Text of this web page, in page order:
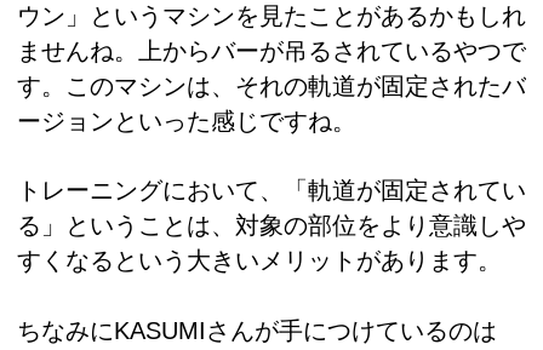
ウン」というマシンを見たことがあるかもしれ
ませんね。上からバーが吊るされているやつで
す。このマシンは、それの軌道が固定されたバ
ージョンといった感じですね。
トレーニングにおいて、「軌道が固定されてい
る」ということは、対象の部位をより意識しや
すくなるという大きいメリットがあります。
ちなみにKASUMIさんが手につけているのは